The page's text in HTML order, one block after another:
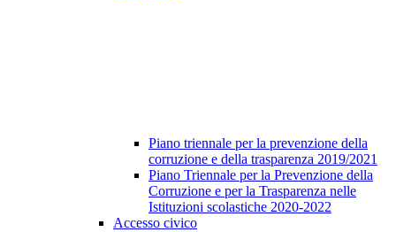
Piano triennale per la prevenzione della
corruzione e della trasparenza 2019/2021
Piano Triennale per la Prevenzione della
Corruzione e per la Trasparenza nelle
Istituzioni scolastiche 2020-2022
Accesso civico